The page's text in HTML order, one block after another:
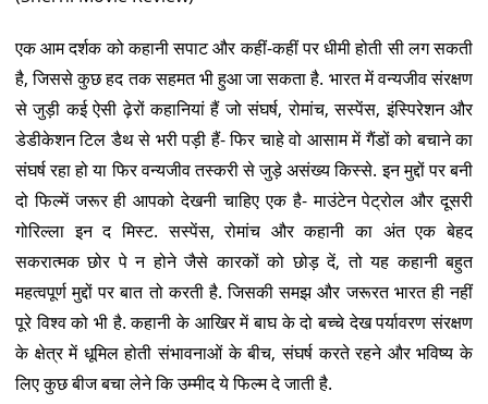
एक आम दर्शक को कहानी सपाट और कहीं-कहीं पर धीमी होती सी लग सकती
है, जिससे कुछ हद तक सहमत भी हुआ जा सकता है. भारत में वन्यजीव संरक्षण
से जुड़ी कई ऐसी ढ़ेरों कहानियां हैं जो संघर्ष, रोमांच, सस्पेंस, इंस्पिरेशन और
डेडीकेशन टिल डैथ से भरी पड़ी हैं- फिर चाहे वो आसाम में गैंडों को बचाने का
संघर्ष रहा हो या फिर वन्यजीव तस्करी से जुड़े असंख्य किस्से. इन मुद्दों पर बनी
दो फिल्में जरूर ही आपको देखनी चाहिए एक है- माउंटेन पेट्रोल और दूसरी
गोरिल्ला इन द मिस्ट. सस्पेंस, रोमांच और कहानी का अंत एक बेहद
सकरात्मक छोर पे न होने जैसे कारकों को छोड़ दें, तो यह कहानी बहुत
महत्वपूर्ण मुद्दों पर बात तो करती है. जिसकी समझ और जरूरत भारत ही नहीं
पूरे विश्व को भी है. कहानी के आखिर में बाघ के दो बच्चे देख पर्यावरण संरक्षण
के क्षेत्र में धूमिल होती संभावनाओं के बीच, संघर्ष करते रहने और भविष्य के
लिए कुछ बीज बचा लेने कि उम्मीद ये फिल्म दे जाती है.